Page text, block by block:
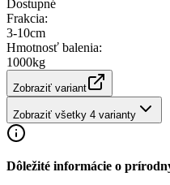
Dostupné
Frakcia:
3-10cm
Hmotnosť balenia:
1000kg
Zobraziť variant
Zobraziť všetky 4 varianty
Dôležité informácie o